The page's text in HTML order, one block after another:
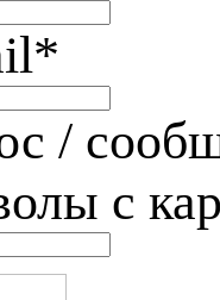
*
/
с